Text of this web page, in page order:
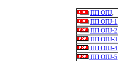
ПП ОПЈ,
ПП ОПЈ-1
ПП ОПЈ-2
ПП ОПЈ-3
ПП ОПЈ-4
ПП ОПЈ-5